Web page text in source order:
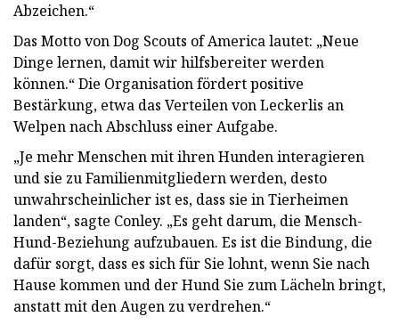
Abzeichen.“
Das Motto von Dog Scouts of America lautet: „Neue
Dinge lernen, damit wir hilfsbereiter werden
können.“ Die Organisation fördert positive
Bestärkung, etwa das Verteilen von Leckerlis an
Welpen nach Abschluss einer Aufgabe.
„Je mehr Menschen mit ihren Hunden interagieren
und sie zu Familienmitgliedern werden, desto
unwahrscheinlicher ist es, dass sie in Tierheimen
landen“, sagte Conley. „Es geht darum, die Mensch-
Hund-Beziehung aufzubauen. Es ist die Bindung, die
dafür sorgt, dass es sich für Sie lohnt, wenn Sie nach
Hause kommen und der Hund Sie zum Lächeln bringt,
anstatt mit den Augen zu verdrehen.“